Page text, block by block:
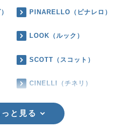
PINARELLO（ピナレロ）
LOOK（ルック）
SCOTT（スコット）
CINELLI（チネリ）
っと見る